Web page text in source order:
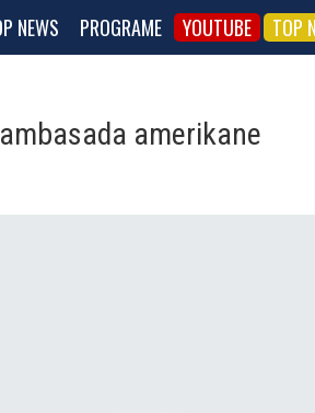
NEWS PROGRAME YOUTUBE TOP
amerikane